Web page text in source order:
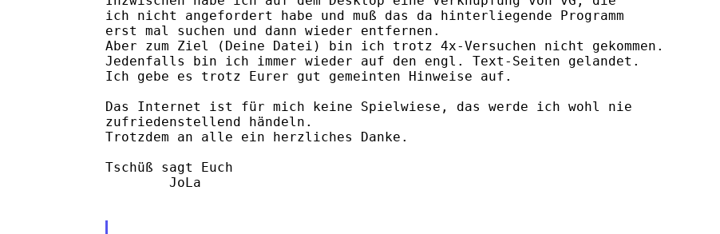
ich nicht angefordert habe und muß das da hinterliegende Programm
erst mal suchen und dann wieder entfernen.
Aber zum Ziel (Deine Datei) bin ich trotz 4x-Versuchen nicht gekommen.
Jedenfalls bin ich immer wieder auf den engl. Text-Seiten gelandet.
Ich gebe es trotz Eurer gut gemeinten Hinweise auf.
Das Internet ist für mich keine Spielwiese, das werde ich wohl nie
zufriedenstellend händeln.
Trotzdem an alle ein herzliches Danke.
Tschüß sagt Euch
        JoLa